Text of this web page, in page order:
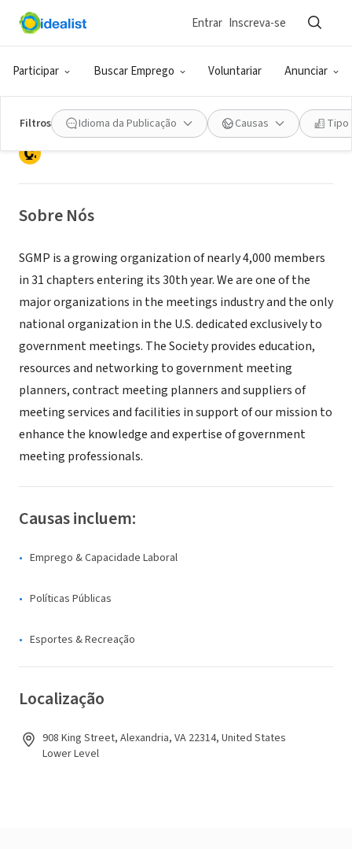
Participar Buscar Emprego Voluntariar Anunciar
Entrar Inscreva-se
Filtros Idioma da Publicação Causas Tipo
ONG (SETOR SOCIAL)
Society of Government Meeting
Professionals
Alexandria, VA|www.sgmp.org
Sobre Nós
SGMP is a growing organization of nearly 4,000 members
in 31 chapters entering its 30th year. We are one of the
major organizations in the meetings industry and the only
national organization in the U.S. dedicated exclusively to
government meetings. The Society provides education,
resources and networking to government meeting
planners, contract meeting planners and suppliers of
meeting services and facilities in support of our mission to
enhance the knowledge and expertise of government
meeting professionals.
Causas incluem:
Emprego & Capacidade Laboral
Políticas Públicas
Esportes & Recreação
Localização
908 King Street, Alexandria, VA 22314, United States
Lower Level